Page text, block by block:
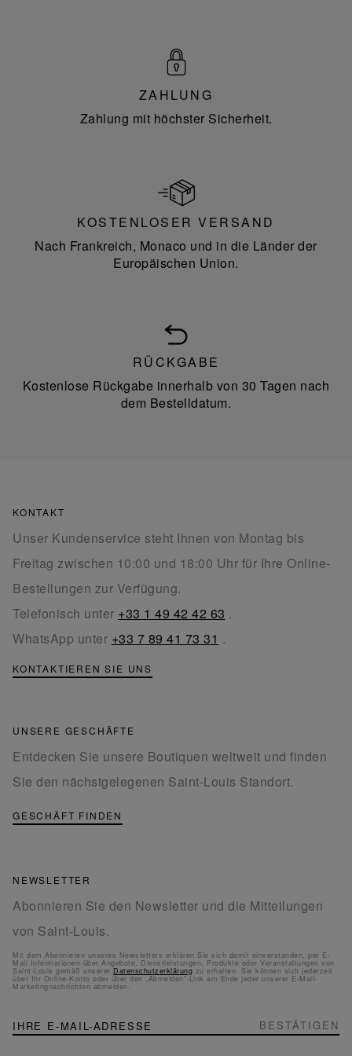
ZAHLUNG
Zahlung mit höchster Sicherheit.
KOSTENLOSER VERSAND
Nach Frankreich, Monaco und in die Länder der
Europäischen Union.
RÜCKGABE
Kostenlose Rückgabe innerhalb von 30 Tagen nach
dem Bestelldatum.
KONTAKT
Unser Kundenservice steht Ihnen von Montag bis
Freitag zwischen 10:00 und 18:00 Uhr für Ihre Online-
Bestellungen zur Verfügung.
Telefonisch unter +33 1 49 42 42 63 .
WhatsApp unter +33 7 89 41 73 31 .
KONTAKTIEREN SIE UNS
UNSERE GESCHÄFTE
Entdecken Sie unsere Boutiquen weltweit und finden
Sie den nächstgelegenen Saint-Louis Standort.
GESCHÄFT FINDEN
NEWSLETTER
Abonnieren Sie den Newsletter und die Mitteilungen
von Saint-Louis.
Mit dem Abonnieren unseres Newsletters erklären Sie sich damit einverstanden, per E-
Mail Informationen über Angebote, Dienstleistungen, Produkte oder Veranstaltungen von
Saint-Louis gemäß unserer Datenschutzerklärung zu erhalten. Sie können sich jederzeit
über Ihr Online-Konto oder über den „Abmelden“-Link am Ende jeder unserer E-Mail-
Marketingnachrichten abmelden.
NEWSLETTER
Melden
Sie
BESTÄTIGEN